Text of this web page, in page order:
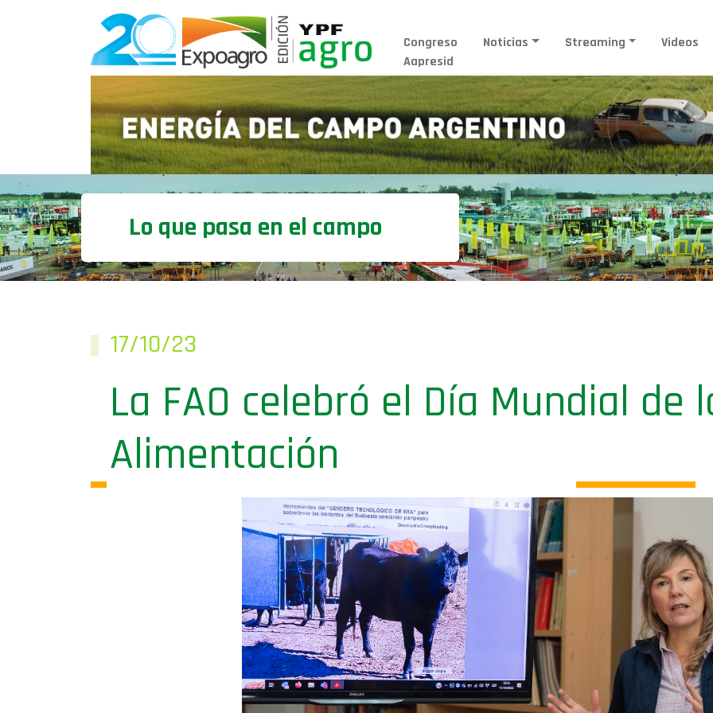
Congreso
Aapresid
Noticias Streaming Videos
Lo que pasa en el campo
17/10/23
La FAO celebró el Día Mundial de
Alimentación